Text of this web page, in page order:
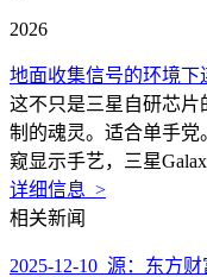
2026
地面收集信号的环境下
这不只是三星自研芯片
制的魂灵。适合单手党
窥显示手艺，三星
详细信息 >
相关新闻
2025-12-10 源：东方财